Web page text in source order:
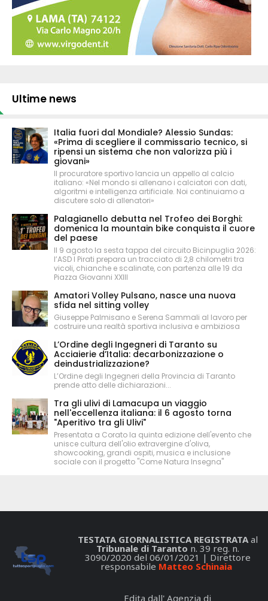
Ultime news
Italia fuori dal Mondiale? Alessio Sundas:
«Prima di scegliere il commissario tecnico, si
ripensi un sistema che non valorizza più i
giovani»
Il procuratore sportivo lancia un appello al calcio
italiano: «Nel mondo si allenano i calciatori con dati,
algoritmi e intelligenza artificiale. Noi continuiamo a
discutere solo di allenatori»
Palagianello debutta nel Trofeo dei Borghi:
domenica la mountain bike conquista il cuore
del paese
Il 9 agosto la sesta tappa del circuito Bicinpuglia 2026:
l’ASD I Pirati prepara un tracciato di 2,8 chilometri tra
vicoli, chianche e scalinate, con partenza alle 19 da
Piazza Giovanni XXIII
Amatori Volley Pulsano, nasce una nuova
sfida nel sitting volley
Giuseppe Palmisano e Serena Sammali al lavoro per
costruire una realtà sportiva inclusiva e ambiziosa
L’Ordine degli Ingegneri di Taranto su
Acciaierie d’Italia: decarbonizzazione o
deindustrializzazione?
L’Ordine degli Ingegneri della Provincia di Taranto
prende atto delle dichiarazioni...
Tra gli ulivi di Lamacupa un viaggio
nell'eccellenza italiana: il 6 agosto torna
"Aperitivo tra gli Ulivi"
Presentata a Corato la quinta edizione dell'evento che
unisce cultura dell'olio extravergine d'oliva,
showcooking, grandi ospiti, musica e inclusione
sociale con il progetto "Come Natura Insegna"
TESTATA GIORNALISTICA REGISTRATAal
Tribunale di Taranto n. 39 reg. n.
3090/2020 del 06/01/2021 | Direttore
responsabile Matteo Schinaia
Edita dall' Agenzia di